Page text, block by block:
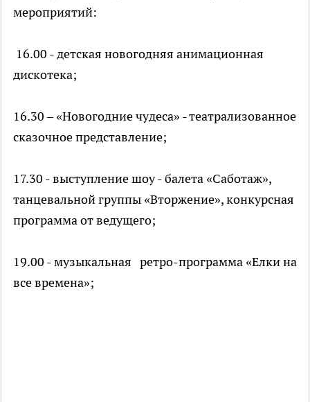
мероприятий:
16.00 - детская новогодняя анимационная
дискотека;
16.30 – «Новогодние чудеса» - театрализованное
сказочное представление;
17.30 - выступление шоу - балета «Саботаж»,
танцевальной группы «Вторжение», конкурсная
программа от ведущего;
19.00 - музыкальная ретро-программа «Елки на
все времена»;